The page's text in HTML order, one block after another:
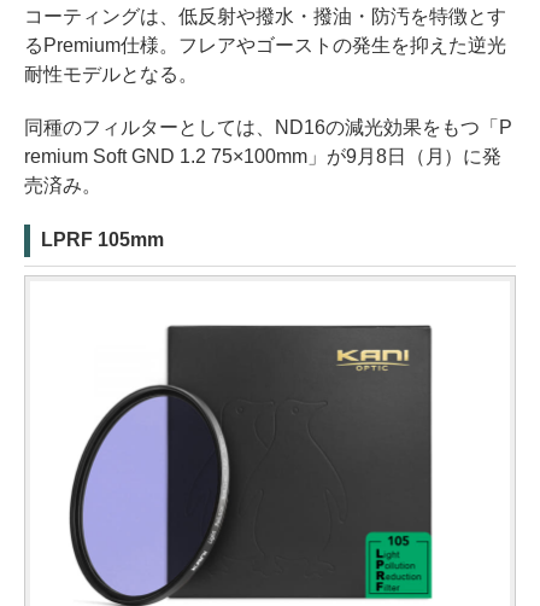
コーティングは、低反射や撥水・撥油・防汚を特徴とす
るPremium仕様。フレアやゴーストの発生を抑えた逆光
耐性モデルとなる。
同種のフィルターとしては、ND16の減光効果をもつ「P
remium Soft GND 1.2 75×100mm」が9月8日（月）に発
売済み。
LPRF 105mm